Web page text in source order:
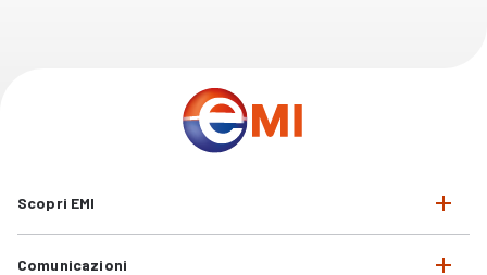
Scopri EMI
Comunicazioni